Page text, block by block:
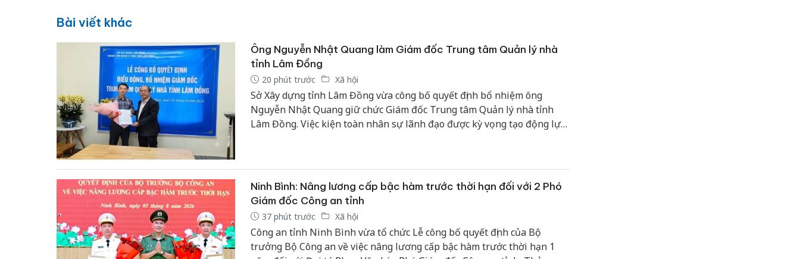
Bài viết khác
Ông Nguyễn Nhật Quang làm Giám đốc Trung tâm Quản lý nhà
tỉnh Lâm Đồng
20 phút trước Xã hội
Sở Xây dựng tỉnh Lâm Đồng vừa công bố quyết định bổ nhiệm ông
Nguyễn Nhật Quang giữ chức Giám đốc Trung tâm Quản lý nhà tỉnh
Lâm Đồng. Việc kiện toàn nhân sự lãnh đạo được kỳ vọng tạo động lực
Ninh Bình: Nâng lương cấp bậc hàm trước thời hạn đối với 2 Phó
Giám đốc Công an tỉnh
37 phút trước Xã hội
Công an tỉnh Ninh Bình vừa tổ chức Lễ công bố quyết định của Bộ
trưởng Bộ Công an về việc nâng lương cấp bậc hàm trước thời hạn 1